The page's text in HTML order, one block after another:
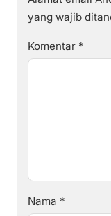
yang wajib
Komentar *
Nama *